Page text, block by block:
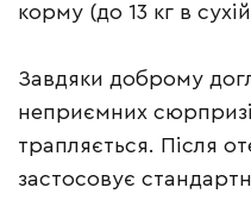
корму (до 13 кг в
Завдяки доброму
неприємних
трапляється. Після
застосовує